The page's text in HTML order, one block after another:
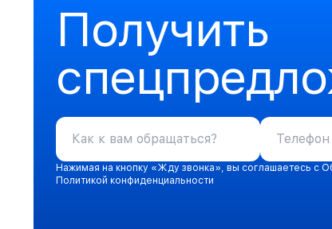
Получить
Нажимая на кнопку «Жду звонка», вы соглашаетесь с
Политикой конфиденциальности